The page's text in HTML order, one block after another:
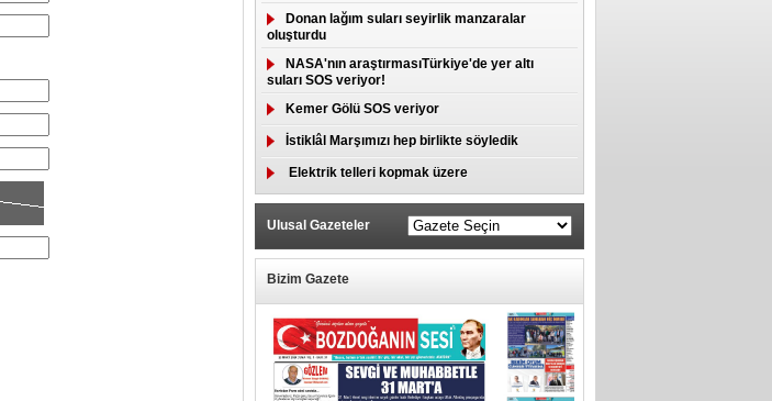
Donan lağım suları seyirlik manzaralar
oluşturdu
NASA'nın araştırmasıTürkiye'de yer altı
suları SOS veriyor!
Kemer Gölü SOS veriyor
İstiklâl Marşımızı hep birlikte söyledik
Elektrik telleri kopmak üzere
Ulusal Gazeteler
Bizim Gazete